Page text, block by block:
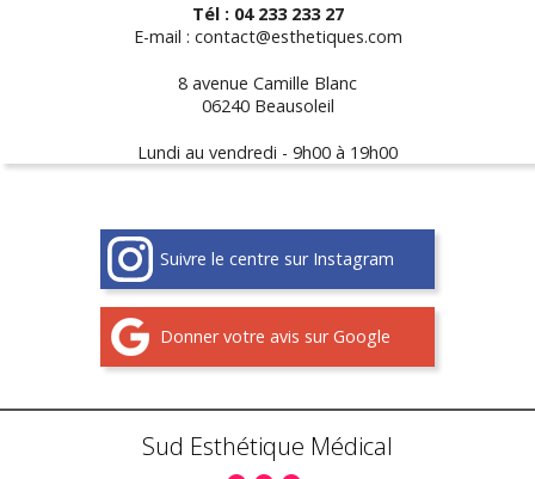
Tél : 04 233 233 27
E-mail : contact@esthetiques.com
8 avenue Camille Blanc
06240 Beausoleil
Lundi au vendredi - 9h00 à 19h00
Suivre le centre sur Instagram
Donner votre avis sur Google
Sud Esthétique Médical